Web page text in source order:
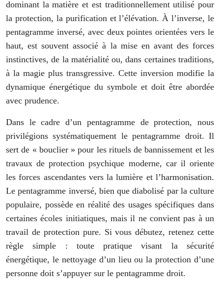
dominant la matière et est traditionnellement utilisé pour
la protection, la purification et l’élévation. À l’inverse, le
pentagramme inversé, avec deux pointes orientées vers le
haut, est souvent associé à la mise en avant des forces
instinctives, de la matérialité ou, dans certaines traditions,
à la magie plus transgressive. Cette inversion modifie la
dynamique énergétique du symbole et doit être abordée
avec prudence.
Dans le cadre d’un pentagramme de protection, nous
privilégions systématiquement le pentagramme droit. Il
sert de « bouclier » pour les rituels de bannissement et les
travaux de protection psychique moderne, car il oriente
les forces ascendantes vers la lumière et l’harmonisation.
Le pentagramme inversé, bien que diabolisé par la culture
populaire, possède en réalité des usages spécifiques dans
certaines écoles initiatiques, mais il ne convient pas à un
travail de protection pure. Si vous débutez, retenez cette
règle simple : toute pratique visant la sécurité
énergétique, le nettoyage d’un lieu ou la protection d’une
personne doit s’appuyer sur le pentagramme droit.